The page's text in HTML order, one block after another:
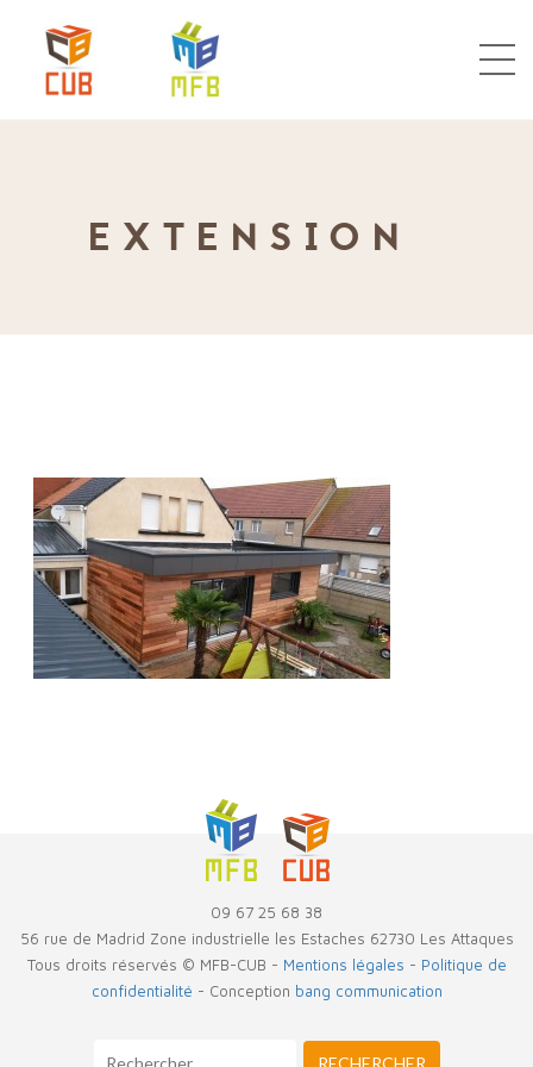
EXTENSION
09 67 25 68 38
56 rue de Madrid Zone industrielle les Estaches 62730 Les Attaques
Tous droits réservés © MFB-CUB - Mentions légales - Politique de
confidentialité - Conception bang communication